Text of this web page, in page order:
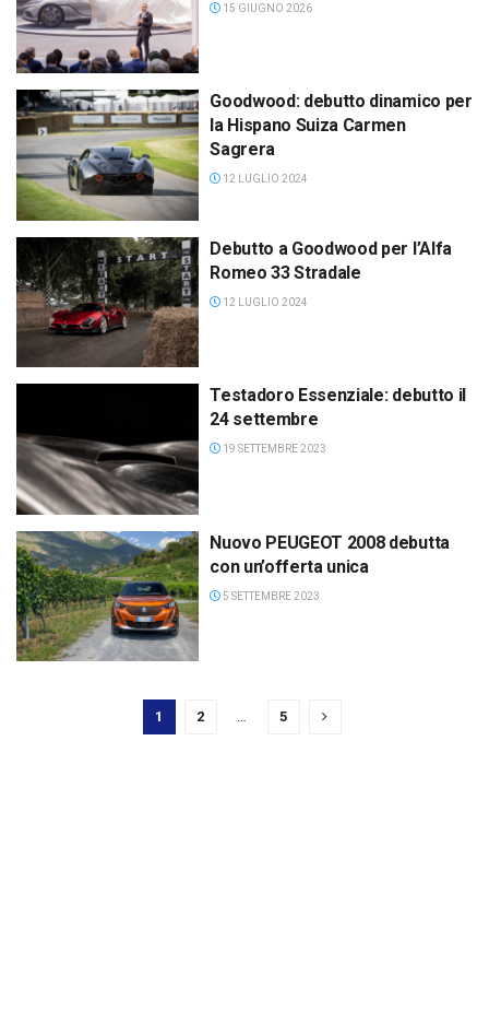
15 GIUGNO 2026
Goodwood: debutto dinamico per
la Hispano Suiza Carmen
Sagrera
12 LUGLIO 2024
Debutto a Goodwood per l’Alfa
Romeo 33 Stradale
12 LUGLIO 2024
Testadoro Essenziale: debutto il
24 settembre
19 SETTEMBRE 2023
Nuovo PEUGEOT 2008 debutta
con un’offerta unica
5 SETTEMBRE 2023
1 2 … 5